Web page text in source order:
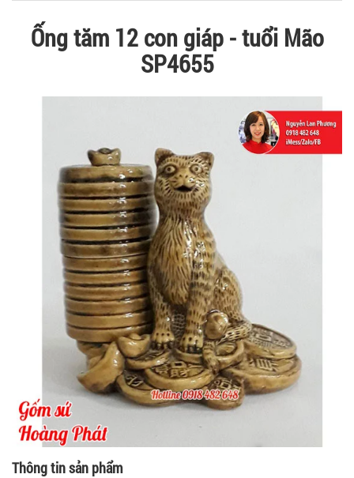
Ống tăm 12 con giáp - tuổi Mão
SP4655
Thông tin sản phẩm